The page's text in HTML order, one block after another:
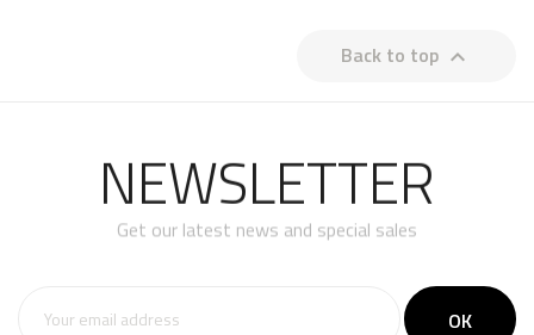
Back to top 
NEWSLETTER
Get our latest news and special sales